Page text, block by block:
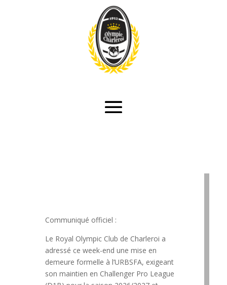
Communiqué officiel :
Le Royal Olympic Club de Charleroi a
adressé ce week-end une mise en
demeure formelle à l’URBSFA, exigeant
son maintien en Challenger Pro League